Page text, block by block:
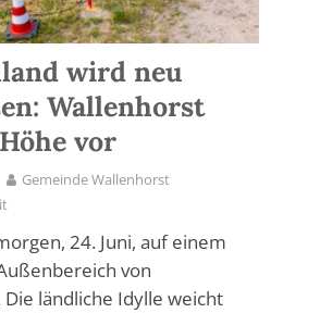
wird neu
Wallenhorst
vor
Gemeinde Wallenhorst
24. Juni, auf einem
von
ländliche Idylle weicht